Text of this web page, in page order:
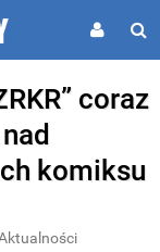
coraz
komiksu